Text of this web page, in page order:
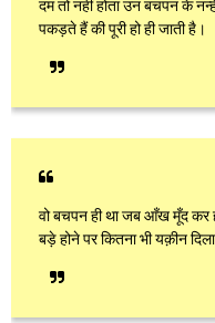
दम तो नहीं होता उन बचपन के
पकड़ते हैं की पूरी हो ही जाती है।
वो बचपन ही था जब आँख मूँद कर
बड़े होने पर कितना भी यक़ीन